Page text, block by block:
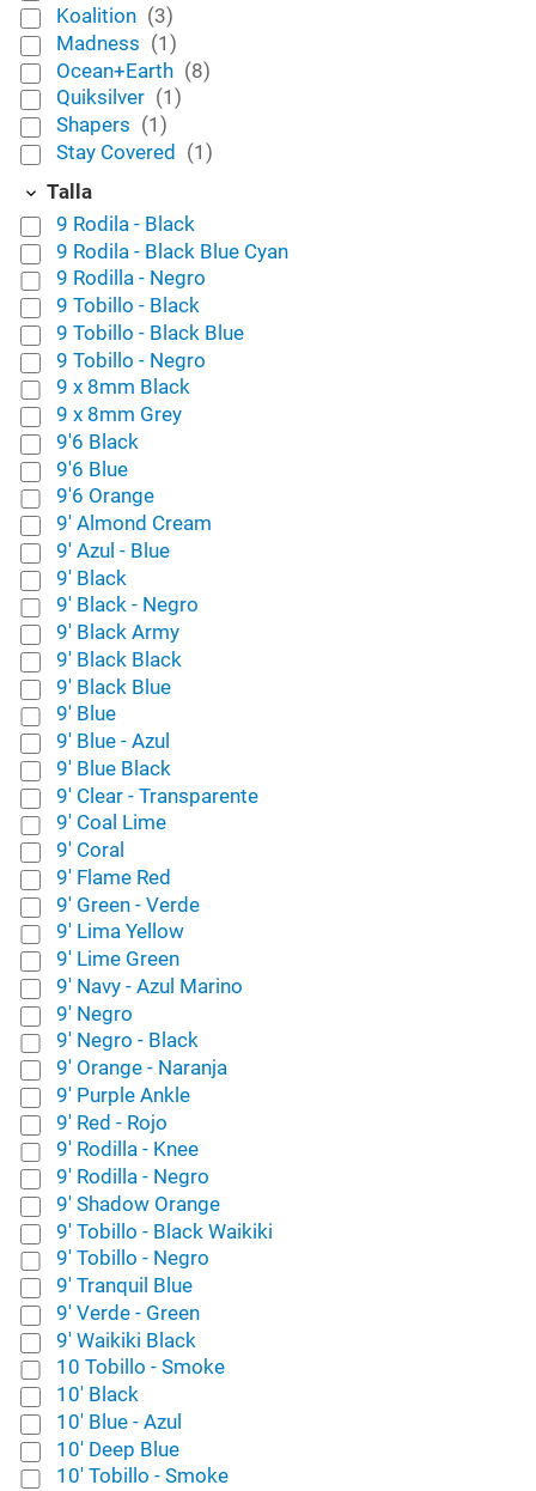
Koalition (3)
Madness (1)
Ocean+Earth (8)
Quiksilver (1)
Shapers (1)
Stay Covered (1)
Talla
9 Rodila - Black
9 Rodila - Black Blue Cyan
9 Rodilla - Negro
9 Tobillo - Black
9 Tobillo - Black Blue
9 Tobillo - Negro
9 x 8mm Black
9 x 8mm Grey
9'6 Black
9'6 Blue
9'6 Orange
9' Almond Cream
9' Azul - Blue
9' Black
9' Black - Negro
9' Black Army
9' Black Black
9' Black Blue
9' Blue
9' Blue - Azul
9' Blue Black
9' Clear - Transparente
9' Coal Lime
9' Coral
9' Flame Red
9' Green - Verde
9' Lima Yellow
9' Lime Green
9' Navy - Azul Marino
9' Negro
9' Negro - Black
9' Orange - Naranja
9' Purple Ankle
9' Red - Rojo
9' Rodilla - Knee
9' Rodilla - Negro
9' Shadow Orange
9' Tobillo - Black Waikiki
9' Tobillo - Negro
9' Tranquil Blue
9' Verde - Green
9' Waikiki Black
10 Tobillo - Smoke
10' Black
10' Blue - Azul
10' Deep Blue
10' Tobillo - Smoke